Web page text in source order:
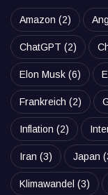
Amazon (2)
ChatGPT (2)
Elon Musk (6)
Frankreich (2)
Inflation (2)
Iran (3) Japan
Klimawandel (3)